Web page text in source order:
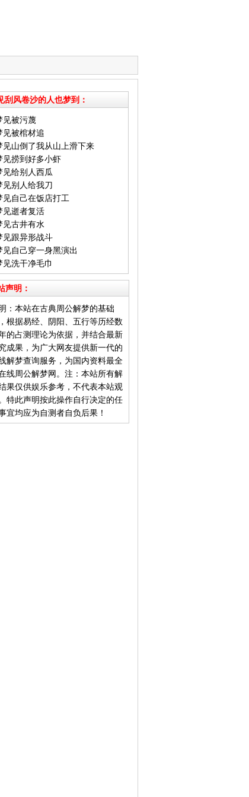
刮风卷沙的人也梦到：
见被污蔑
见被棺材追
见山倒了我从山上滑下来
见捞到好多小虾
见给别人西瓜
见别人给我刀
见自己在饭店打工
见逝者复活
见古井有水
见跟异形战斗
见自己穿一身黑演出
见洗干净毛巾
声明：
：本站在古典周公解梦的基础
根据易经、阴阳、五行等历经数
的占测理论为依据，并结合最新
成果，为广大网友提供新一代的
解梦查询服务，为国内资料最全
线周公解梦网。注：本站所有解
果仅供娱乐参考，不代表本站观
特此声明按此操作自行决定的任
宜均应为自测者自负后果！